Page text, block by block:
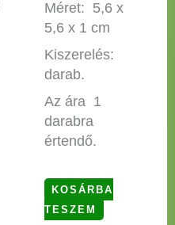
Méret: 5,6 x
5,6 x 1 cm
Kiszerelés:
darab.
Az ára 1
darabra
értendő.
KOSÁRBA
TESZEM